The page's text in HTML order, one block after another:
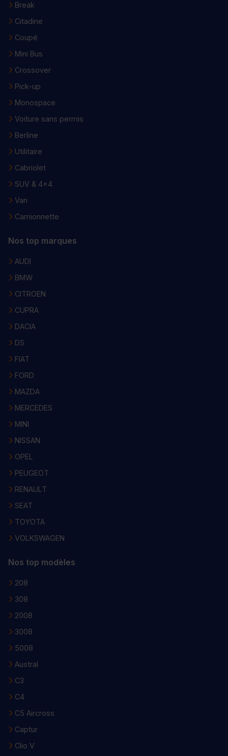
Break
Citadine
Coupé
Mini Bus
Crossover
Pick-up
Monospace
Voiture sans permis
Berline
Utilitaire
Cabriolet
SUV & 4x4
Van
Camionnette
Nos top marques
AUDI
BMW
CITROEN
CUPRA
DACIA
DS
FIAT
FORD
MAZDA
MERCEDES
MINI
NISSAN
OPEL
PEUGEOT
RENAULT
SEAT
TOYOTA
VOLKSWAGEN
Nos top modèles
208
308
2008
3008
5008
Austral
C3
C4
C5 Aircross
Captur
Clio V